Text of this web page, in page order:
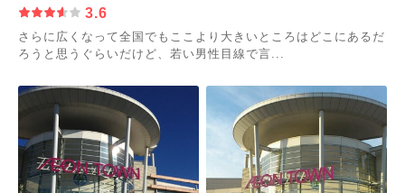
3.6
さらに広くなって全国でもここより大きいところはどこにあるだ
ろうと思うぐらいだけど、若い男性目線で言...